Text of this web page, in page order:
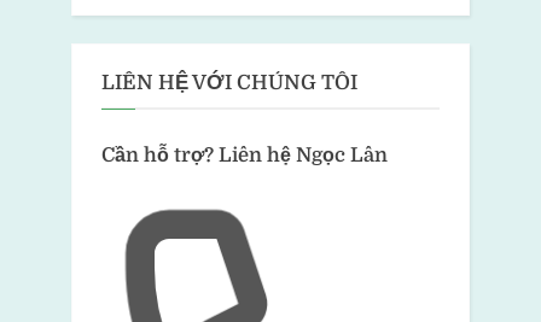
LIÊN HỆ VỚI CHÚNG TÔI
Cần hỗ trợ? Liên hệ Ngọc Lân